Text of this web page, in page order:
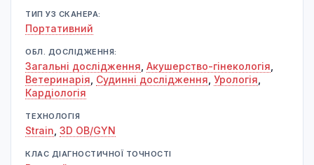
ТИП УЗ СКАНЕРА:
Портативний
ОБЛ. ДОСЛІДЖЕННЯ:
Загальні дослідження Акушерство-гінекологія
Ветеринарія Судинні дослідження Урологія
Кардіологія
ТЕХНОЛОГІЯ
Strain 3D OB/GYN
КЛАС ДІАГНОСТИЧНОЇ ТОЧНОСТІ